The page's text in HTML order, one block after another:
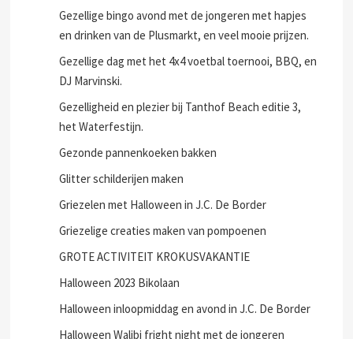
Gezellige bingo avond met de jongeren met hapjes
en drinken van de Plusmarkt, en veel mooie prijzen.
Gezellige dag met het 4x4 voetbal toernooi, BBQ, en
DJ Marvinski.
Gezelligheid en plezier bij Tanthof Beach editie 3,
het Waterfestijn.
Gezonde pannenkoeken bakken
Glitter schilderijen maken
Griezelen met Halloween in J.C. De Border
Griezelige creaties maken van pompoenen
GROTE ACTIVITEIT KROKUSVAKANTIE
Halloween 2023 Bikolaan
Halloween inloopmiddag en avond in J.C. De Border
Halloween Walibi fright night met de jongeren